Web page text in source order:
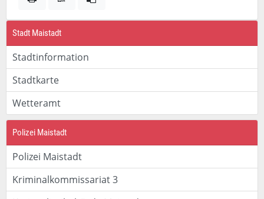
Stadt Maistadt
Stadtinformation
Stadtkarte
Wetteramt
Polizei Maistadt
Polizei Maistadt
Kriminalkommissariat 3